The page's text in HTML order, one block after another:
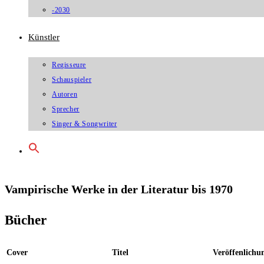
-2030
Künstler
Regisseure
Schauspieler
Autoren
Sprecher
Singer & Songwriter
Vampirische Werke in der Literatur bis 1970
Bücher
Cover Titel